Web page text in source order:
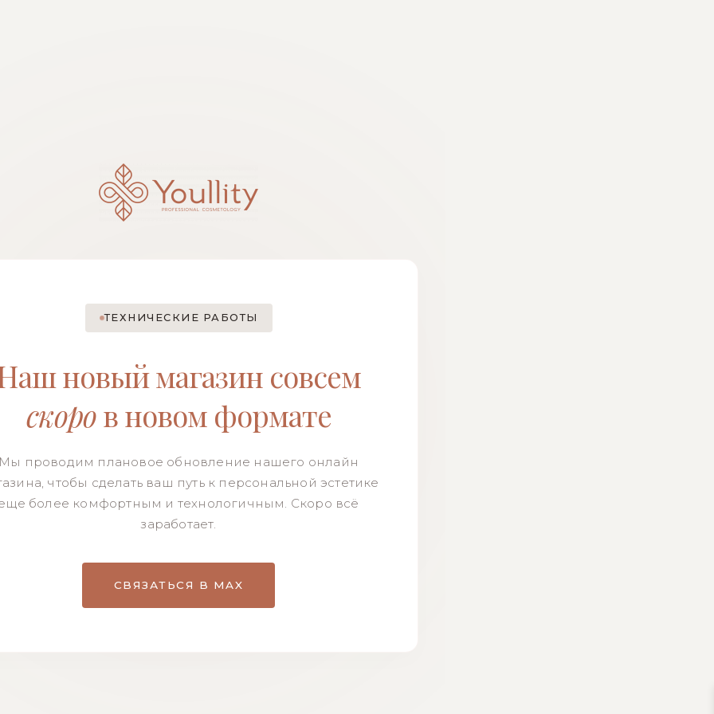
ТЕХНИЧЕСКИЕ РАБОТЫ
новый магазин совсем
скоров новом формате
проводим плановое обновление нашего онлайн
чтобы сделать ваш путь к персональной эстетике
более комфортным и технологичным. Скоро всё
заработает.
СВЯЗАТЬСЯ В MAX